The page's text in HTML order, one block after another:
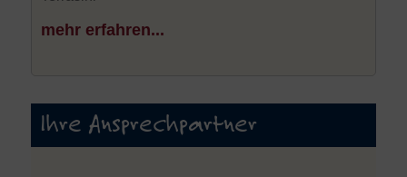
mehr erfahren...
Ihre Ansprechpartner